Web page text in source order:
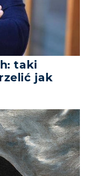
taki
jak